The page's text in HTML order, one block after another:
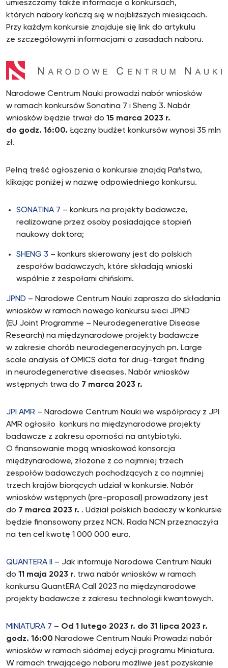
umieszczamy także informacje o konkursach,
których nabory kończą się w najbliższych miesiącach.
Przy każdym konkursie znajduje się link do artykułu
ze szczegółowymi informacjami o zasadach naboru.
Narodowe Centrum Nauki prowadzi nabór wniosków
w ramach konkursów Sonatina 7 i Sheng 3. Nabór
wniosków będzie trwał do 15 marca 2023 r.
do godz. 16:00. Łączny budżet konkursów wynosi 35 mln
zł.
Pełną treść ogłoszenia o konkursie znajdą Państwo,
klikając poniżej w nazwę odpowiedniego konkursu.
SONATINA 7 – konkurs na projekty badawcze,
realizowane przez osoby posiadające stopień
naukowy doktora;
SHENG 3 – konkurs skierowany jest do polskich
zespołów badawczych, które składają wnioski
wspólnie z zespołami chińskimi.
JPND – Narodowe Centrum Nauki zaprasza do składania
wniosków w ramach nowego konkursu sieci JPND
(EU Joint Programme – Neurodegenerative Disease
Research) na międzynarodowe projekty badawcze
w zakresie chorób neurodegeneracyjnych pn. Large
scale analysis of OMICS data for drug-target finding
in neurodegenerative diseases. Nabór wniosków
wstępnych trwa do 7 marca 2023 r.
JPI AMR – Narodowe Centrum Nauki we współpracy z JPI
AMR ogłosiło konkurs na międzynarodowe projekty
badawcze z zakresu oporności na antybiotyki.
O finansowanie mogą wnioskować konsorcja
międzynarodowe, złożone z co najmniej trzech
zespołów badawczych pochodzących z co najmniej
trzech krajów biorących udział w konkursie. Nabór
wniosków wstępnych (pre-proposal) prowadzony jest
do 7 marca 2023 r. . Udział polskich badaczy w konkursie
będzie finansowany przez NCN. Rada NCN przeznaczyła
na ten cel kwotę 1 000 000 euro.
QUANTERA II – Jak informuje Narodowe Centrum Nauki
do 11 maja 2023 r. trwa nabór wniosków w ramach
konkursu QuantERA Call 2023 na międzynarodowe
projekty badawcze z zakresu technologii kwantowych.
MINIATURA 7 – Od 1 lutego 2023 r. do 31 lipca 2023 r.
godz. 16:00 Narodowe Centrum Nauki Prowadzi nabór
wniosków w ramach siódmej edycji programu Miniatura.
W ramach trwającego naboru możliwe jest pozyskanie